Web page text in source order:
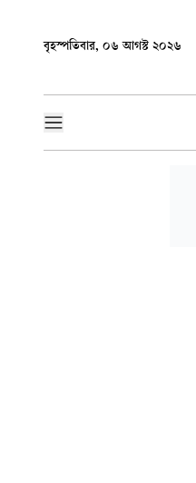
বৃহস্পতিবার, ০৬ আগস্ট ২০২৬